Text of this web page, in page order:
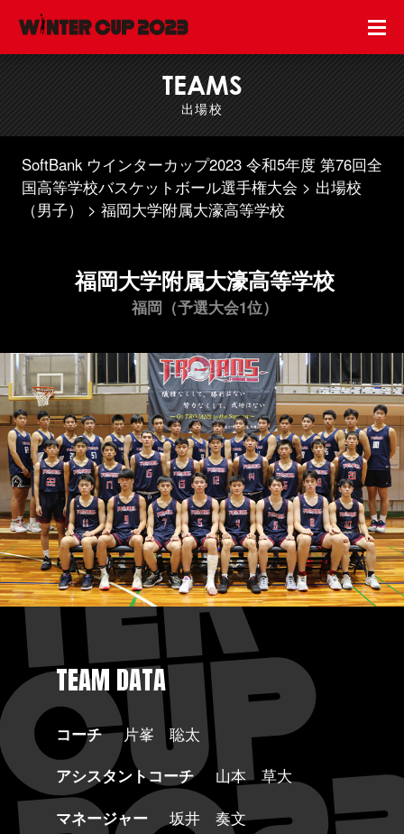
TEAMS
出場校
SoftBank ウインターカップ2023 令和5年度 第76回全
国高等学校バスケットボール選手権大会
出場校
（男子）
福岡大学附属大濠高等学校
福岡大学附属大濠高等学校
福岡（予選大会1位）
TEAM DATA
コーチ
片峯 聡太
アシスタントコーチ
山本 草大
マネージャー
坂井 奏文